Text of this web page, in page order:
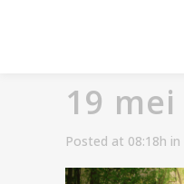
19 mei
Posted at 08:18h in